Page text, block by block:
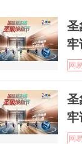
圣
牢
网
圣
牢
网